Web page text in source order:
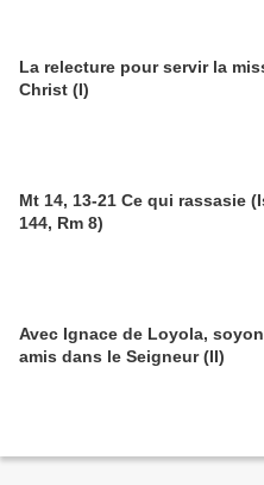
La relecture pour servir la
Christ (I)
Mt 14, 13-21 Ce qui rassasie
144, Rm 8)
Avec Ignace de Loyola,
amis dans le Seigneur (II)